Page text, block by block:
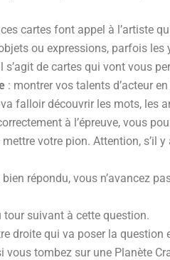
cartes font appel à l’artiste
ou expressions, parfois les
s’agit de cartes qui vont vous
: montrer vos talents d’acteur
falloir découvrir les mots, les
à l’épreuve, vous
votre pion. Attention, s’il
bien répondu, vous n’avancez
tour suivant à cette question.
droite qui va poser la
vous tombez sur une Planète